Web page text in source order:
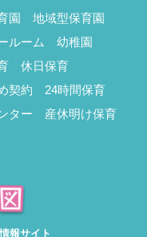
園
地域型保育園
ルーム
幼稚園
休日保育
契約
24時間保育
ター 産休明け保育
報サイト